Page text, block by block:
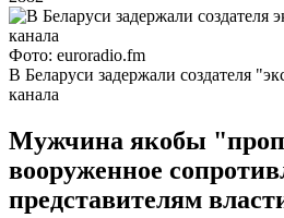
Фото: euroradio.fm
В Беларуси задержали создателя
канала
Мужчина якобы
вооруженное
представителям